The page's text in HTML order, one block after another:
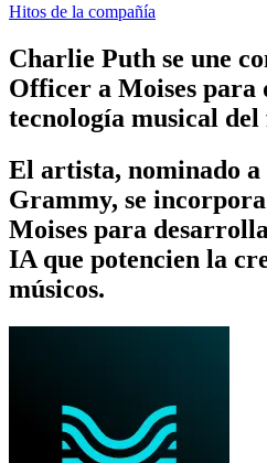
Hitos de la compañía
Charlie Puth se une
Officer a Moises
tecnología musical
El artista, nominado a
Grammy, se
Moises para
IA que potencien la
músicos.